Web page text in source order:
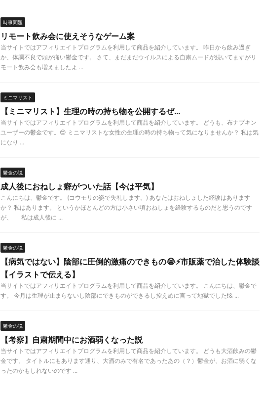
時事問題
リモート飲み会に使えそうなゲーム案
当サイトではアフィリエイトプログラムを利用して商品を紹介しています。 昨日から飲み過ぎ
か、体調不良で頭が痛い鬱金です。 さて、まだまだウイルスによる自粛ムードが続いてますがリ
モート飲み会も増えましたよ ...
ミニマリスト
【ミニマリスト】生理の時の持ち物を公開するぜ…
当サイトではアフィリエイトプログラムを利用して商品を紹介しています。 どうも、布ナプキン
ユーザーの鬱金です。😌 ミニマリストな女性の生理の時の持ち物って気になりませんか？ 私は気
になり ...
鬱金の説
成人後におねしょ癖がついた話【今は平気】
こんにちは、鬱金です。 (コウモリの姿で失礼します。) あなたはおねしょした経験はあります
か？ 私はあります。 というかほとんどの方は小さい頃おねしょを経験するものだと思うのです
が、 私は成人後に ...
鬱金の説
【病気ではない】陰部に圧倒的激痛のできもの😭⚡️市販薬で治した体験談
【イラストで伝える】
当サイトではアフィリエイトプログラムを利用して商品を紹介しています。 こんにちは、鬱金で
す。 今月は生理が止まらないし陰部にできものができるし控えめに言って地獄でした❗️& ...
鬱金の説
【考察】自粛期間中にお酒弱くなった説
当サイトではアフィリエイトプログラムを利用して商品を紹介しています。 どうも大酒飲みの鬱
金です。 タイトルにもあります通り、大酒のみで有名であったあの（？）鬱金が、お酒に弱くな
ったのかもしれないのです ...